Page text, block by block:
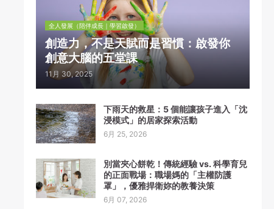
全人發展（陪伴成長｜學習啟發）
創造力，不是天賦而是習慣：啟發你
創意大腦的五堂課
11月 30, 2025
下雨天的救星：5 個能讓孩子進入「沈
浸模式」的居家探索活動
6月 25, 2026
別當夾心餅乾！傳統經驗 vs. 科學育兒
的正面戰場：職場媽的「主權防護
罩」，優雅捍衛妳的教養決策
6月 07, 2026